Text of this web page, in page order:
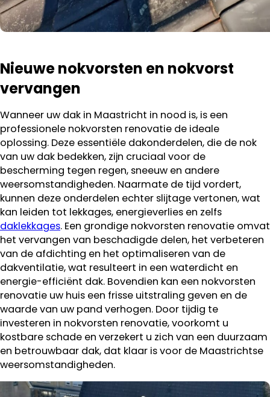
Nieuwe nokvorsten en nokvorst
vervangen
Wanneer uw dak in Maastricht in nood is, is een
professionele nokvorsten renovatie de ideale
oplossing. Deze essentiële dakonderdelen, die de nok
van uw dak bedekken, zijn cruciaal voor de
bescherming tegen regen, sneeuw en andere
weersomstandigheden. Naarmate de tijd vordert,
kunnen deze onderdelen echter slijtage vertonen, wat
kan leiden tot lekkages, energieverlies en zelfs
daklekkages. Een grondige nokvorsten renovatie omvat
het vervangen van beschadigde delen, het verbeteren
van de afdichting en het optimaliseren van de
dakventilatie, wat resulteert in een waterdicht en
energie-efficiënt dak. Bovendien kan een nokvorsten
renovatie uw huis een frisse uitstraling geven en de
waarde van uw pand verhogen. Door tijdig te
investeren in nokvorsten renovatie, voorkomt u
kostbare schade en verzekert u zich van een duurzaam
en betrouwbaar dak, dat klaar is voor de Maastrichtse
weersomstandigheden.